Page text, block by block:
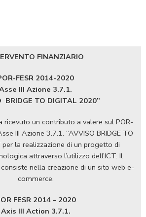
FINANZIARIO
FESR 2014-2020
III Azione 3.7.1.
BRIDGE TO DIGITAL 2020”
ricevuto un contributo a valere sul POR-
III Azione 3.7.1. “AVVISO BRIDGE TO
per la realizzazione di un progetto di
attraverso l’utilizzo dell’ICT. Il
nella creazione di un sito web e-
commerce.
FESR 2014 – 2020
Axis III Action 3.7.1.